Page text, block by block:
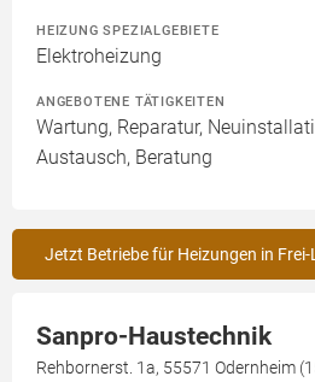
HEIZUNG SPEZIALGEBIETE
Elektroheizung
ANGEBOTENE TÄTIGKEITEN
Wartung, Reparatur,
Austausch, Beratung
Jetzt Betriebe für Heizungen in
Sanpro-Haustechnik
Rehbornerst. 1a, 55571 Odernheim